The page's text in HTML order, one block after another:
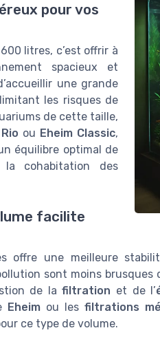
pour vos
litres, c’est offrir à
spacieux et
une grande
les risques de
de cette taille,
ou Eheim Classic,
équilibre optimal de
cohabitation des
facilite
offre une meilleure
sont moins
de lafiltration et de l’
Eheim ou les filtrations
ce type de volume.